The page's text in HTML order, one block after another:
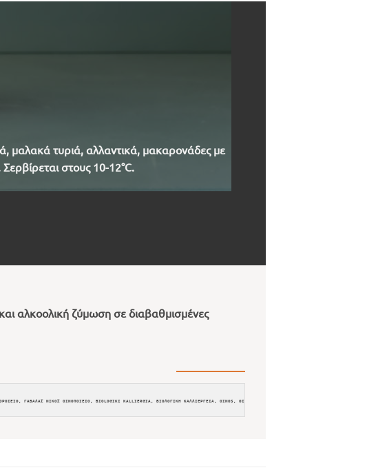
μαλακά τυριά, αλλαντικά, μακαρονάδες με
στους 10-12°C.
αλκοολική ζύμωση σε διαβαθμισμένες